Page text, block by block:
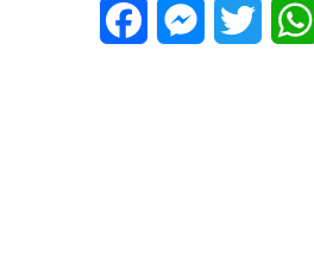
FacebookMessenger
Twitter